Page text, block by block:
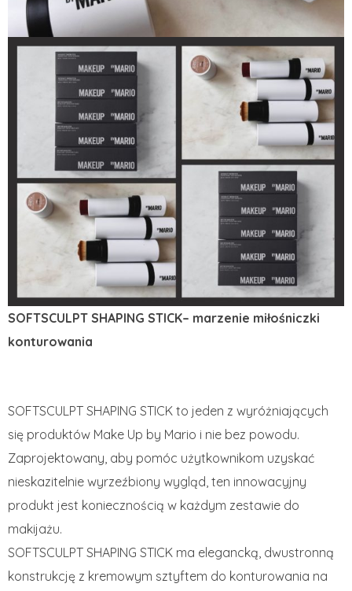
SOFTSCULPT SHAPING STICK– marzenie miłośniczki
konturowania
SOFTSCULPT SHAPING STICK to jeden z wyróżniających
się produktów Make Up by Mario i nie bez powodu.
Zaprojektowany, aby pomóc użytkownikom uzyskać
nieskazitelnie wyrzeźbiony wygląd, ten innowacyjny
produkt jest koniecznością w każdym zestawie do
makijażu.
SOFTSCULPT SHAPING STICK ma elegancką, dwustronną
konstrukcję z kremowym sztyftem do konturowania na